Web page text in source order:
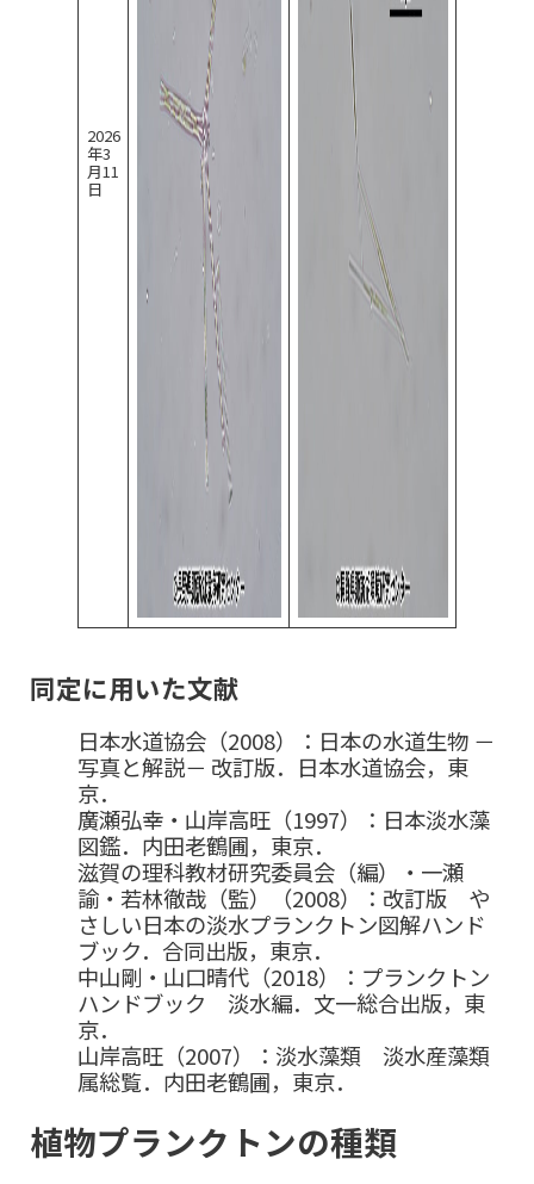
2026
年3
月11
日
同定に用いた文献
日本水道協会（2008）：日本の水道生物 －
写真と解説－ 改訂版．日本水道協会，東
京．
廣瀬弘幸・山岸高旺（1997）：日本淡水藻
図鑑．内田老鶴圃，東京．
滋賀の理科教材研究委員会（編）・一瀬
諭・若林徹哉（監）（2008）：改訂版 や
さしい日本の淡水プランクトン図解ハンド
ブック．合同出版，東京．
中山剛・山口晴代（2018）：プランクトン
ハンドブック 淡水編．文一総合出版，東
京．
山岸高旺（2007）：淡水藻類 淡水産藻類
属総覧．内田老鶴圃，東京．
植物プランクトンの種類